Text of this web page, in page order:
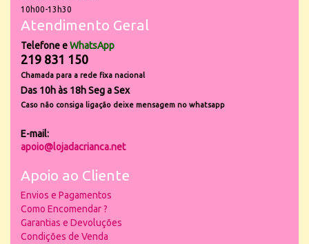
10h00-13h30
Atendimento Geral
Telefone eWhatsApp
219 831 150
Chamada para a rede fixa nacional
Das 10h às 18h Seg a Sex
Caso não consiga ligação deixe mensagem no whatsapp
E-mail:
apoio@lojadacrianca.net
Apoio ao Cliente
Envios e Pagamentos
Como Encomendar ?
Garantias e Devoluções
Condições de Venda